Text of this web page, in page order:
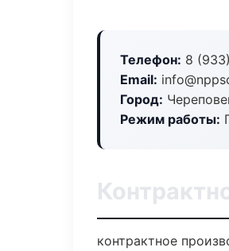
Телефон: 8
Email:
Город:
Режим работы:
контрактное